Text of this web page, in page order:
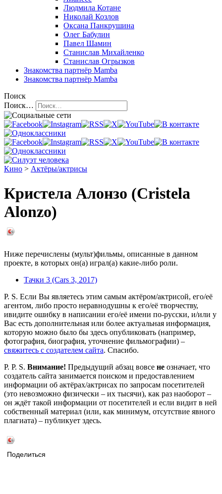
Людмила Котане
Николай Козлов
Оксана Панкрушина
Олег Бабулин
Павел Шамин
Станислав Михайленко
Станислав Огрызков
Знакомства партнёр Mamba
Знакомства партнёр Mamba
Поиск
Поиск…
Кино > Актёры/актрисы
Кристела Алонзо (Cristela
Alonzo)
Ниже перечислены (мульт)фильмы, описанные в данном
проекте, в которых он(а) играл(а) какие-либо роли.
Тачки 3 (Cars 3, 2017)
P. S. Если Вы являетесь этим самым актёром/актрисой, его/её
агентом, либо просто неравнодушны к его/её творчеству,
ивидите ошибку в написании его/её имени по-русски, и/или у
Вас есть дополнительная или более актуальная информация,
которую можно было бы здесь опубликовать (например,
фотография, биография, уточнение фильмографии) –
свяжитесь с создателем сайта. Спасибо.
P. P. S. Внимание! Предыдущий абзац вовсе не означает, что
создатель сайта занимается поиском и предоставлением
информации об актёрах/актрисах по запросам посетителей
(это невозможно физически – их тысячи), как раз наоборот –
он ждёт такой информации от посетителей и если видит в ней
собственный материал (или, как минимум, отсутствие явного
плагиата) – публикует здесь.
Поделиться